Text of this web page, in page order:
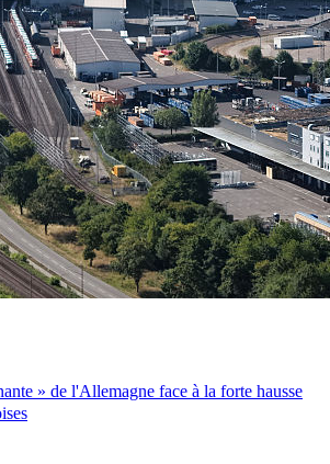
» de l'Allemagne face à la forte hausse